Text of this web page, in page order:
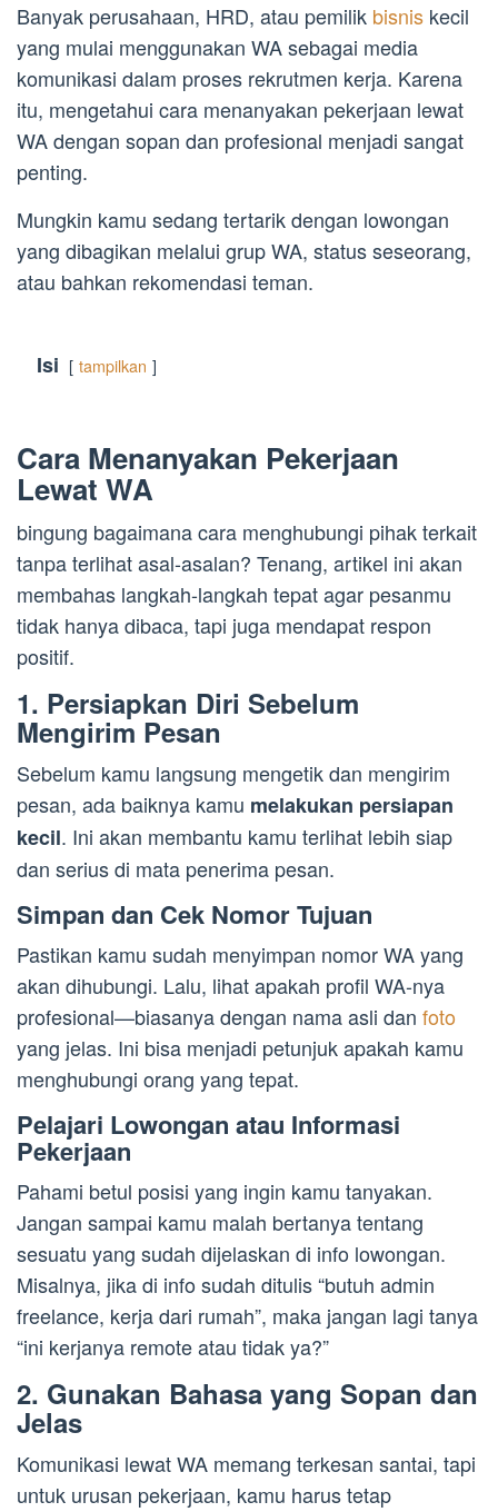
Banyak perusahaan, HRD, atau pemilik bisnis kecil
yang mulai menggunakan WA sebagai media
komunikasi dalam proses rekrutmen kerja. Karena
itu, mengetahui cara menanyakan pekerjaan lewat
WA dengan sopan dan profesional menjadi sangat
penting.
Mungkin kamu sedang tertarik dengan lowongan
yang dibagikan melalui grup WA, status seseorang,
atau bahkan rekomendasi teman.
Isi tampilkan
Cara Menanyakan Pekerjaan
Lewat WA
bingung bagaimana cara menghubungi pihak terkait
tanpa terlihat asal-asalan? Tenang, artikel ini akan
membahas langkah-langkah tepat agar pesanmu
tidak hanya dibaca, tapi juga mendapat respon
positif.
1. Persiapkan Diri Sebelum
Mengirim Pesan
Sebelum kamu langsung mengetik dan mengirim
pesan, ada baiknya kamu melakukan persiapan
kecil. Ini akan membantu kamu terlihat lebih siap
dan serius di mata penerima pesan.
Simpan dan Cek Nomor Tujuan
Pastikan kamu sudah menyimpan nomor WA yang
akan dihubungi. Lalu, lihat apakah profil WA-nya
profesional—biasanya dengan nama asli dan foto
yang jelas. Ini bisa menjadi petunjuk apakah kamu
menghubungi orang yang tepat.
Pelajari Lowongan atau Informasi
Pekerjaan
Pahami betul posisi yang ingin kamu tanyakan.
Jangan sampai kamu malah bertanya tentang
sesuatu yang sudah dijelaskan di info lowongan.
Misalnya, jika di info sudah ditulis “butuh admin
freelance, kerja dari rumah”, maka jangan lagi tanya
“ini kerjanya remote atau tidak ya?”
2. Gunakan Bahasa yang Sopan dan
Jelas
Komunikasi lewat WA memang terkesan santai, tapi
untuk urusan pekerjaan, kamu harus tetap